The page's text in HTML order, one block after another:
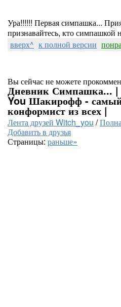
Ура!!!!!! Первая симпашка...
признавайтесь, кто симпашкой
вверх^ к полной версии
Вы сейчас не можете
Дневник Симпашка...
You Шакирофф -
конформист из всех |
Лента друзей Witch_you /
Добавить в друзья
Страницы: раньше»